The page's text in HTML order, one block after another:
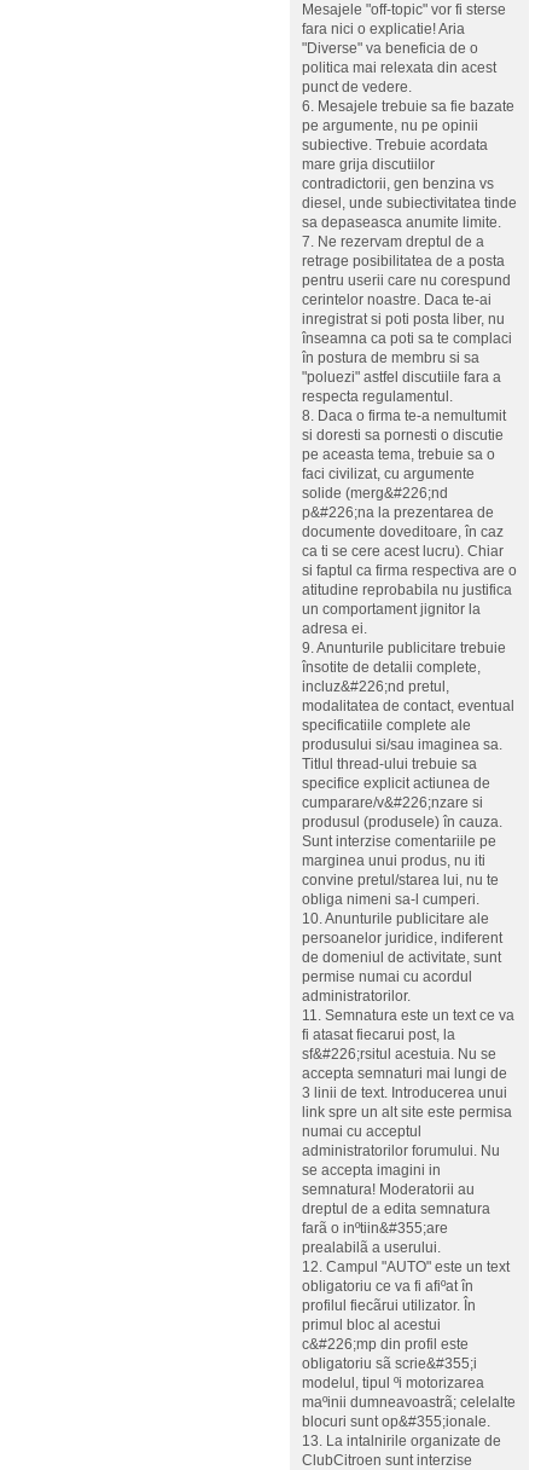
Mesajele "off-topic" vor fi sterse
fara nici o explicatie! Aria
"Diverse" va beneficia de o
politica mai relexata din acest
punct de vedere.
6. Mesajele trebuie sa fie bazate
pe argumente, nu pe opinii
subiective. Trebuie acordata
mare grija discutiilor
contradictorii, gen benzina vs
diesel, unde subiectivitatea tinde
sa depaseasca anumite limite.
7. Ne rezervam dreptul de a
retrage posibilitatea de a posta
pentru userii care nu corespund
cerintelor noastre. Daca te-ai
inregistrat si poti posta liber, nu
înseamna ca poti sa te complaci
în postura de membru si sa
"poluezi" astfel discutiile fara a
respecta regulamentul.
8. Daca o firma te-a nemultumit
si doresti sa pornesti o discutie
pe aceasta tema, trebuie sa o
faci civilizat, cu argumente
solide (merg&#226;nd
p&#226;na la prezentarea de
documente doveditoare, în caz
ca ti se cere acest lucru). Chiar
si faptul ca firma respectiva are o
atitudine reprobabila nu justifica
un comportament jignitor la
adresa ei.
9. Anunturile publicitare trebuie
însotite de detalii complete,
incluz&#226;nd pretul,
modalitatea de contact, eventual
specificatiile complete ale
produsului si/sau imaginea sa.
Titlul thread-ului trebuie sa
specifice explicit actiunea de
cumparare/v&#226;nzare si
produsul (produsele) în cauza.
Sunt interzise comentariile pe
marginea unui produs, nu iti
convine pretul/starea lui, nu te
obliga nimeni sa-l cumperi.
10. Anunturile publicitare ale
persoanelor juridice, indiferent
de domeniul de activitate, sunt
permise numai cu acordul
administratorilor.
11. Semnatura este un text ce va
fi atasat fiecarui post, la
sf&#226;rsitul acestuia. Nu se
accepta semnaturi mai lungi de
3 linii de text. Introducerea unui
link spre un alt site este permisa
numai cu acceptul
administratorilor forumului. Nu
se accepta imagini in
semnatura! Moderatorii au
dreptul de a edita semnatura
farã o inºtiin&#355;are
prealabilã a userului.
12. Campul "AUTO" este un text
obligatoriu ce va fi afiºat în
profilul fiecãrui utilizator. În
primul bloc al acestui
c&#226;mp din profil este
obligatoriu sã scrie&#355;i
modelul, tipul ºi motorizarea
maºinii dumneavoastrã; celelalte
blocuri sunt op&#355;ionale.
13. La intalnirile organizate de
ClubCitroen sunt interzise